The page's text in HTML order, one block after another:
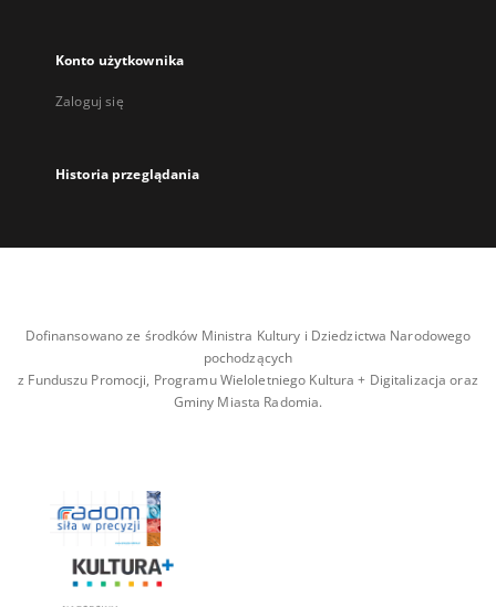
Konto użytkownika
Zaloguj się
Historia przeglądania
Dofinansowano ze środków Ministra Kultury i Dziedzictwa Narodowego
pochodzących
z Funduszu Promocji, Programu Wieloletniego Kultura + Digitalizacja oraz
Gminy Miasta Radomia.